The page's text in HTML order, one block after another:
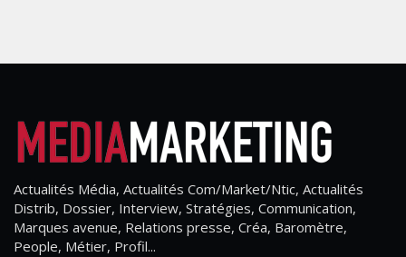
Actualités Média, Actualités Com/Market/Ntic, Actualités
Distrib, Dossier, Interview, Stratégies, Communication,
Marques avenue, Relations presse, Créa, Baromètre,
People, Métier, Profil...